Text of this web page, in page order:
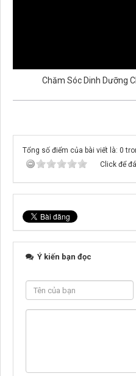
Chăm Sóc Dinh Dưỡng
Tổng số điểm của bài viết là: 0
Click để
Ý kiến bạn đọc